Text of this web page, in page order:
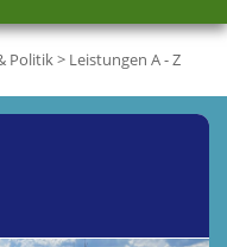
Politik> Leistungen A - Z